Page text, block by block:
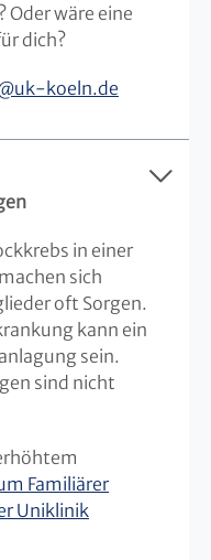
wäre eine
dich?
uk-koeln.de
in einer
sich
oft Sorgen.
kann ein
sein.
sind nicht
Familiärer
Uniklinik